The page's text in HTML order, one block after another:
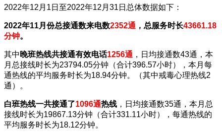
2022年12月1日至2022年12月31日总体数据如下：
2022年11月份总接通数来电数2352通 ，总服务时长43661.18
分钟。
其中 晚班热线共接通有效电话1256通 ，日均接通数43通，本
月总接线时长为23794.05分钟（合计396.57小时），本月每
通热线的平均服务时长为18.94分钟。（其中戒毒心理热线2
通）。
白班热线一共接通了1096通热线 ，日均接通数35通，本月总
接线时长为19867.13分钟（合计331.11小时），每通热线的
平均服务时长为18.12分钟。